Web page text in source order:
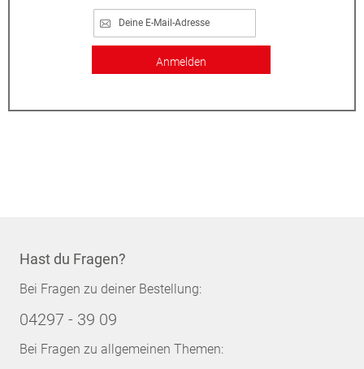
Anmelden
Hast du Fragen?
Bei Fragen zu deiner Bestellung:
04297 - 39 09
Bei Fragen zu allgemeinen Themen: